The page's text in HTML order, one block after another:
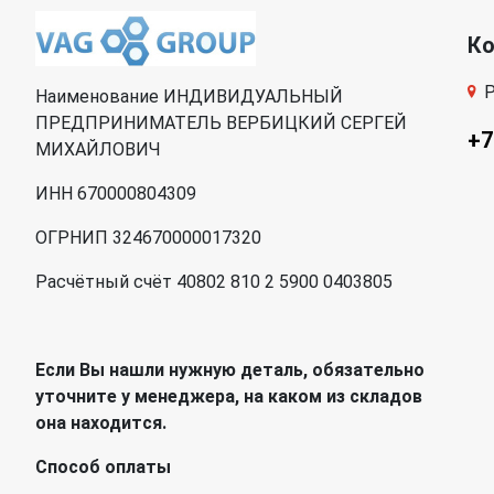
Наименование ИНДИВИДУАЛЬНЫЙ
ПРЕДПРИНИМАТЕЛЬ ВЕРБИЦКИЙ СЕРГЕЙ
МИХАЙЛОВИЧ
ИНН 670000804309
ОГРНИП 324670000017320
Расчётный счёт 40802 810 2 5900 0403805
Если Вы нашли нужную деталь, обязательно
уточните у менеджера, на каком из складов
она находится.
Способ оплаты